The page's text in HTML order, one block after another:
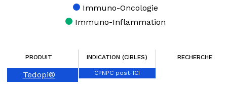
Immuno-Oncologie
Immuno-Inflammation
PRODUIT INDICATION (CIBLES) RECHERCHE
Tedopi® CPNPC post-ICI